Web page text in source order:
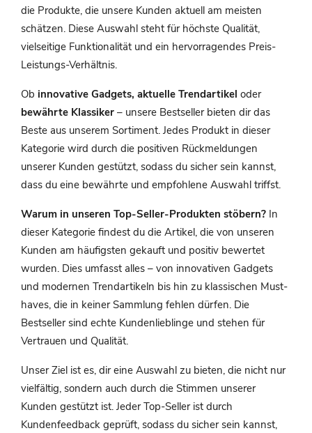
die Produkte, die unsere Kunden aktuell am meisten
schätzen. Diese Auswahl steht für höchste Qualität,
vielseitige Funktionalität und ein hervorragendes Preis-
Leistungs-Verhältnis.
Ob innovative Gadgets, aktuelle Trendartikel oder
bewährte Klassiker – unsere Bestseller bieten dir das
Beste aus unserem Sortiment. Jedes Produkt in dieser
Kategorie wird durch die positiven Rückmeldungen
unserer Kunden gestützt, sodass du sicher sein kannst,
dass du eine bewährte und empfohlene Auswahl triffst.
Warum in unseren Top-Seller-Produkten stöbern? In
dieser Kategorie findest du die Artikel, die von unseren
Kunden am häufigsten gekauft und positiv bewertet
wurden. Dies umfasst alles – von innovativen Gadgets
und modernen Trendartikeln bis hin zu klassischen Must-
haves, die in keiner Sammlung fehlen dürfen. Die
Bestseller sind echte Kundenlieblinge und stehen für
Vertrauen und Qualität.
Unser Ziel ist es, dir eine Auswahl zu bieten, die nicht nur
vielfältig, sondern auch durch die Stimmen unserer
Kunden gestützt ist. Jeder Top-Seller ist durch
Kundenfeedback geprüft, sodass du sicher sein kannst,